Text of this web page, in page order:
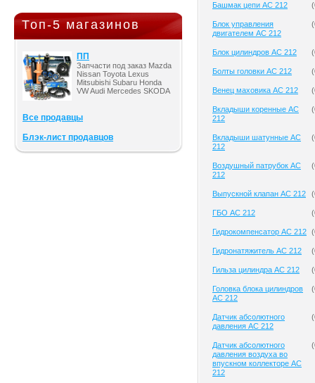
Топ-5 магазинов
ПП
Запчасти под заказ Mazda
Nissan Toyota Lexus
Mitsubishi Subaru Honda
VW Audi Mercedes SKODA
Все продавцы
Блэк-лист продавцов
Башмак цепи AC 212 (
Блок управления
двигателем AC 212
(
Блок цилиндров AC 212 (
Болты головки AC 212 (
Венец маховика AC 212 (
Вкладыши коренные AC
212
(
Вкладыши шатунные AC
212
(
Воздушный патрубок AC
212
(
Выпускной клапан AC 212 (
ГБО AC 212 (
Гидрокомпенсатор AC 212 (
Гидронатяжитель AC 212 (
Гильза цилиндра AC 212 (
Головка блока цилиндров
AC 212
(
Датчик абсолютного
давления AC 212
(
Датчик абсолютного
давления воздуха во
впускном коллекторе AC
212
(